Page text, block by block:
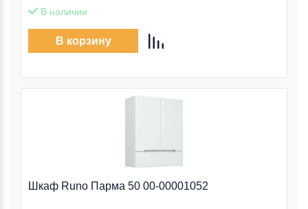
В наличии
В корзину
Шкаф Runo Парма 50 00-00001052